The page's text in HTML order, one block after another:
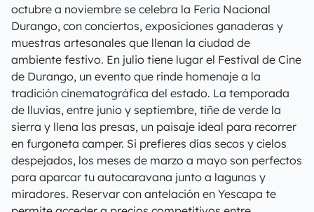
octubre a noviembre se celebra la Feria Nacional
Durango, con conciertos, exposiciones ganaderas y
muestras artesanales que llenan la ciudad de
ambiente festivo. En julio tiene lugar el Festival de Cine
de Durango, un evento que rinde homenaje a la
tradición cinematográfica del estado. La temporada
de lluvias, entre junio y septiembre, tiñe de verde la
sierra y llena las presas, un paisaje ideal para recorrer
en furgoneta camper. Si prefieres días secos y cielos
despejados, los meses de marzo a mayo son perfectos
para aparcar tu autocaravana junto a lagunas y
miradores. Reservar con antelación en Yescapa te